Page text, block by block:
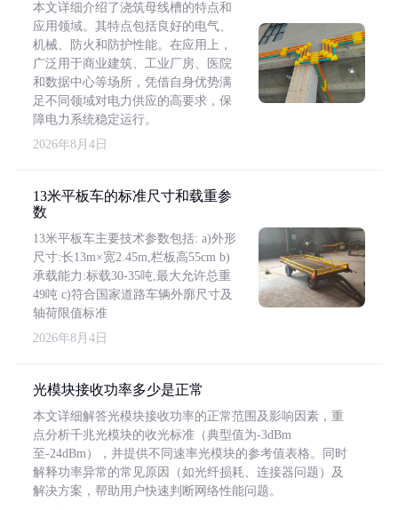
本文详细介绍了浇筑母线槽的特点和
应用领域。其特点包括良好的电气、
机械、防火和防护性能。在应用上，
广泛用于商业建筑、工业厂房、医院
和数据中心等场所，凭借自身优势满
足不同领域对电力供应的高要求，保
障电力系统稳定运行。
2026年8月4日
13米平板车的标准尺寸和载重参
数
13米平板车主要技术参数包括: a)外形
尺寸:长13m×宽2.45m,栏板高55cm b)
承载能力:标载30-35吨,最大允许总重
49吨 c)符合国家道路车辆外廓尺寸及
轴荷限值标准
2026年8月4日
光模块接收功率多少是正常
本文详细解答光模块接收功率的正常范围及影响因素，重
点分析千兆光模块的收光标准（典型值为-3dBm
至-24dBm），并提供不同速率光模块的参考值表格。同时
解释功率异常的常见原因（如光纤损耗、连接器问题）及
解决方案，帮助用户快速判断网络性能问题。